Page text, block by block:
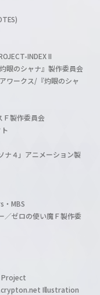
INDEX II
眼のシャナ』製作委員会
ワークス/『灼眼のシャ
製作委員会
４」アニメーション製
MBS
／ゼロの使い魔Ｆ製作委
Project
Illustration